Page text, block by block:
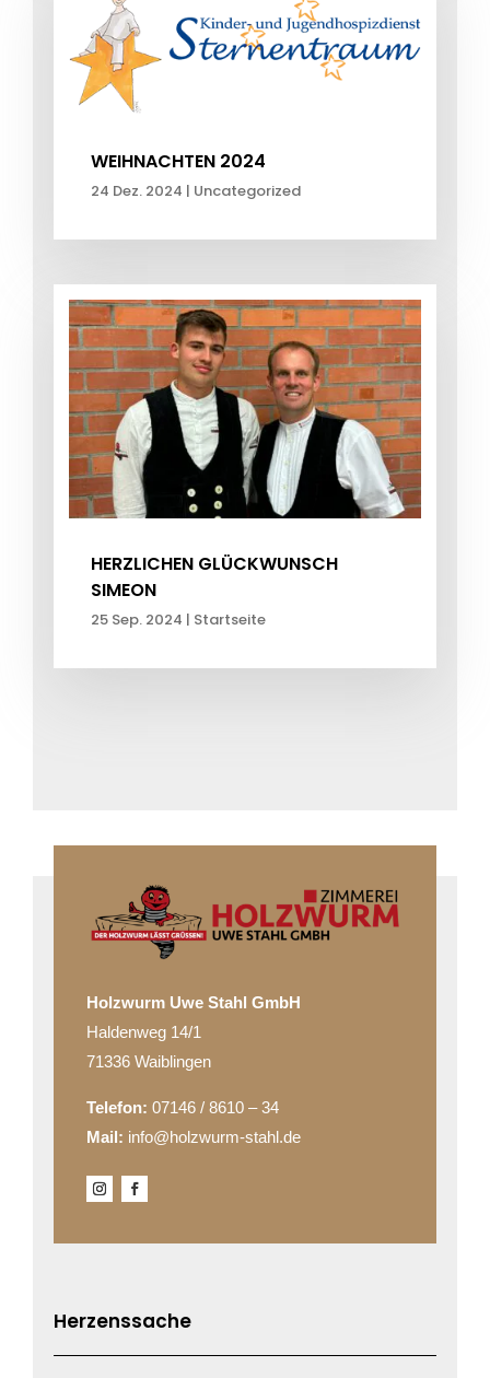
WEIHNACHTEN 2024
24 Dez. 2024 | Uncategorized
HERZLICHEN GLÜCKWUNSCH
SIMEON
25 Sep. 2024 | Startseite
Holzwurm Uwe Stahl GmbH
Haldenweg 14/1
71336 Waiblingen
Telefon: 07146 / 8610 – 34
Mail: info@holzwurm-stahl.de
Herzenssache